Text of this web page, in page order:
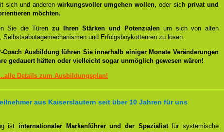
sich und anderen wirkungsvoller umgehen wollen, oder sichprivat und
möchten.
Sie die Türenzu Ihren Stärken und Potenzialenum sich von alten
Selbstsabotagemechanismen und Erfolgsboykotteuren zu lösen.
Coach Ausbildung führen Sie innerhalb einiger Monate Veränderungen
gedauert hätten oder vielleicht sogar unmöglich gewesen wären!
Details zum Ausbildungsplan!
aus Kaiserslautern seit über 10 Jahren für uns
ist internationaler Markenführer und der Spezialistfür systemische